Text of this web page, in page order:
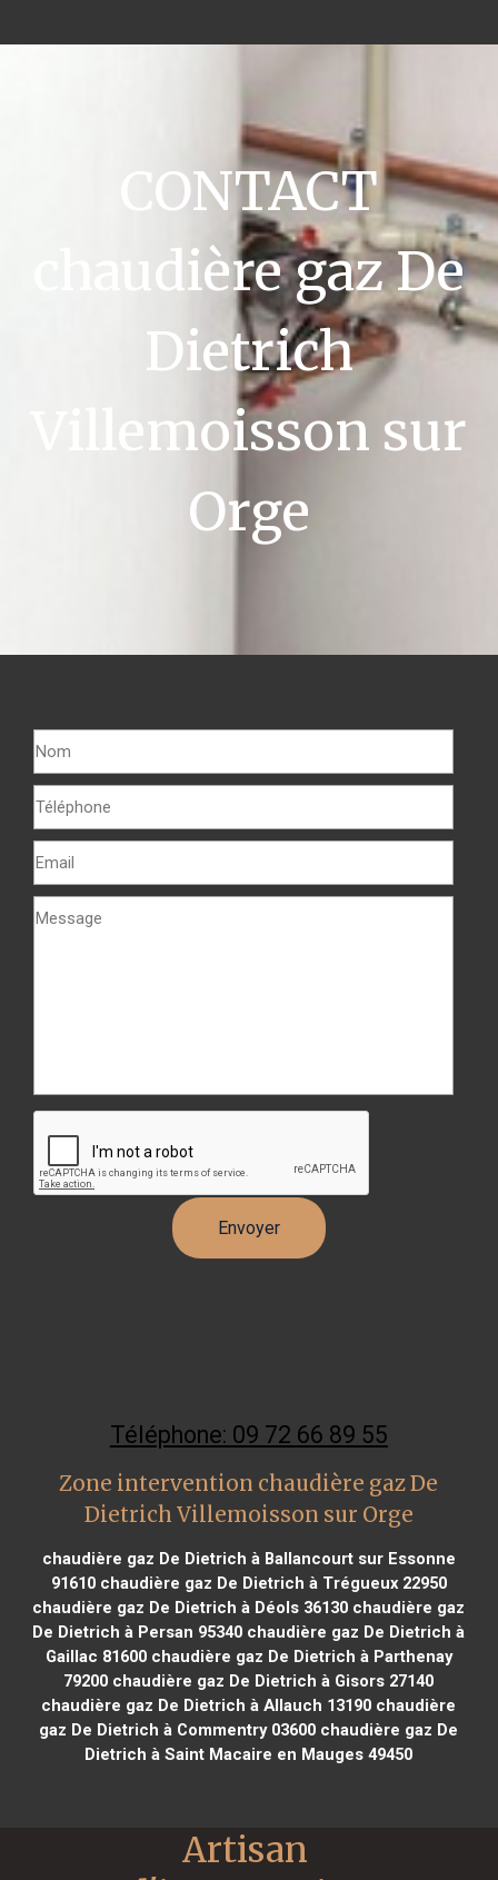
CONTACT
chaudière gaz De
Dietrich
Villemoisson sur
Orge
Téléphone: 09 72 66 89 55
Zone intervention chaudière gaz De
Dietrich Villemoisson sur Orge
chaudière gaz De Dietrich à Ballancourt sur Essonne
91610chaudière gaz De Dietrich à Trégueux 22950
chaudière gaz De Dietrich à Déols 36130 chaudière gaz
De Dietrich à Persan 95340 chaudière gaz De Dietrich à
Gaillac 81600chaudière gaz De Dietrich à Parthenay
79200 chaudière gaz De Dietrich à Gisors 27140
chaudière gaz De Dietrich à Allauch 13190 chaudière
gaz De Dietrich à Commentry 03600 chaudière gaz De
Dietrich à Saint Macaire en Mauges 49450
Artisan